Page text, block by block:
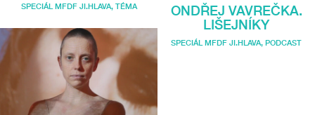
SPECIÁL MFDF JI.HLAVA, TÉMA
ONDŘEJ VAVREČKA.
LIŠEJNÍKY
SPECIÁL MFDF JI.HLAVA, PODCAST